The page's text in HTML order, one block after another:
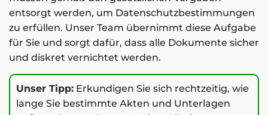
entsorgt werden, um Datenschutzbestimmungen
zu erfüllen. Unser Team übernimmt diese Aufgabe
für Sie und sorgt dafür, dass alle Dokumente sicher
und diskret vernichtet werden.
Unser Tipp: Erkundigen Sie sich rechtzeitig, wie
lange Sie bestimmte Akten und Unterlagen